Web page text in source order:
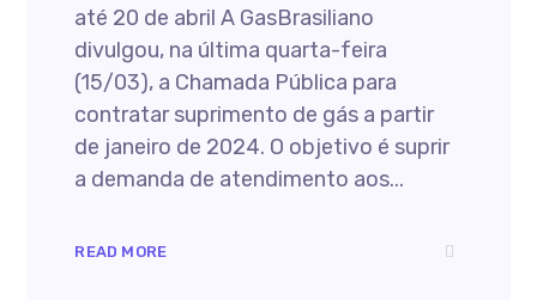
até 20 de abril A GasBrasiliano
divulgou, na última quarta-feira
(15/03), a Chamada Pública para
contratar suprimento de gás a partir
de janeiro de 2024. O objetivo é suprir
a demanda de atendimento aos...
READ MORE